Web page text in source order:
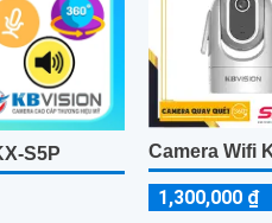
S5P Camera Wifi
1,300,000 ₫